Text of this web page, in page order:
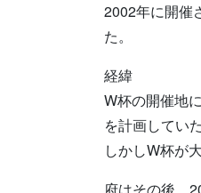
2002年に開催
た。
経緯
W杯の開催地
を計画していた
しかしW杯が